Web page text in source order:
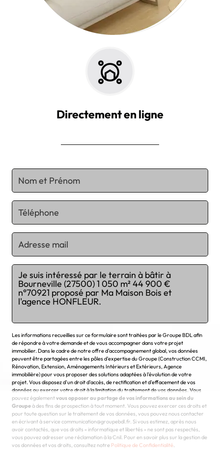
Directement en ligne
Chargement...
Les informations recueillies sur ce formulaire sont traitées par le Groupe BDL afin
de répondre à votre demande et de vous accompagner dans votre projet
immobilier. Dans le cadre de notre offre d'accompagnement global, vos données
peuvent être partagées entre les pôles d'expertise du Groupe (Construction CCMI,
Rénovation, Extension, Aménagements Intérieurs et Extérieurs, Agence
immobilière) pour vous proposer des solutions adaptées à l'évolution de votre
projet. Vous disposez d'un droit d'accès, de rectification et d'effacement de vos
données ou exercer votre droit à la limitation du traitement de vos données. Vous
pouvez égalementvous opposer au partage de vos informations au sein du
Groupeà des fins de prospection à tout moment. Vous pouvez exercer ces droits et
pour toute question sur le traitement de vos données, vous pouvez nous contacter
en écrivant à service communication@groupebdl.fr. Si vous estimez, après nous
avoir contactés, que vos droits « informatique et libertés » ne sont pas respectés,
vous pouvez adresser une réclamation à la Cnil. Pour en savoir plus sur la gestion de
vos données et vos droits, consultez notre Politique de Confidentialité.